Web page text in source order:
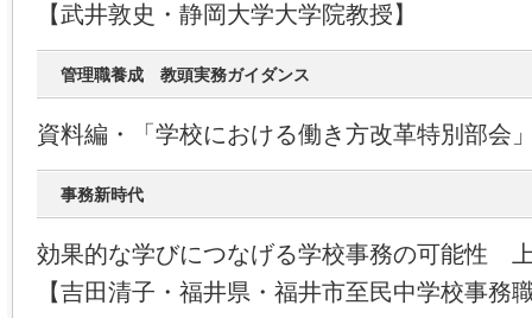
【武井敦史・静岡大学大学院教授】
管理職養成 教頭実務ガイダンス
資料編・「学校における働き方改革特別部
事務新時代
効果的な学びにつなげる学校事務の可能性
【吉田清子・福井県・福井市至民中学校事務